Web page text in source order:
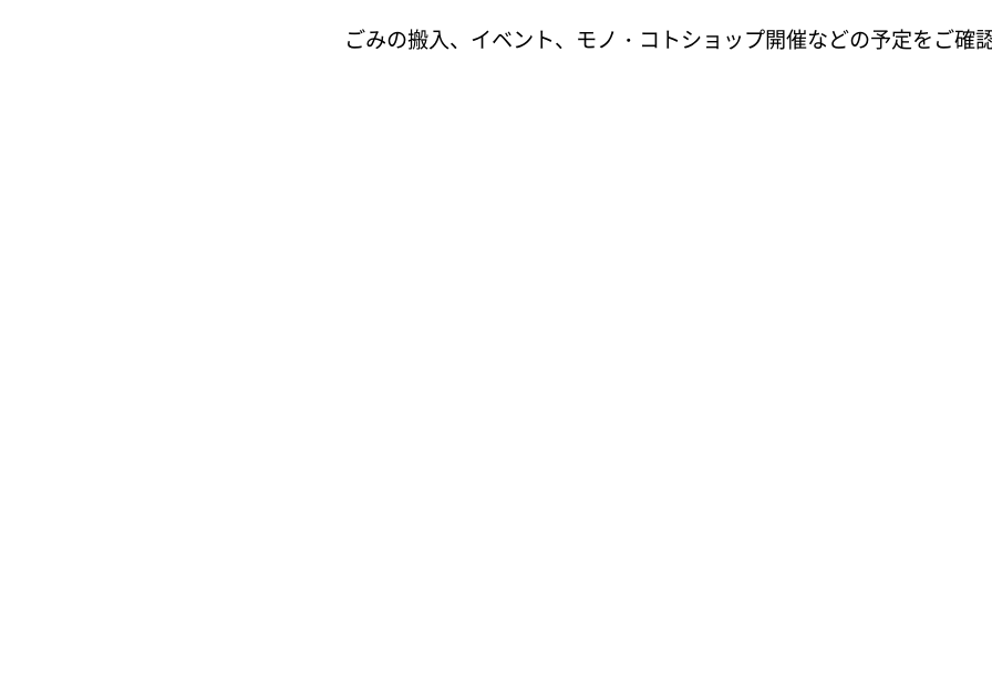
ごみの搬入、イベント、モノ・コトショップ開催などの予定をご確